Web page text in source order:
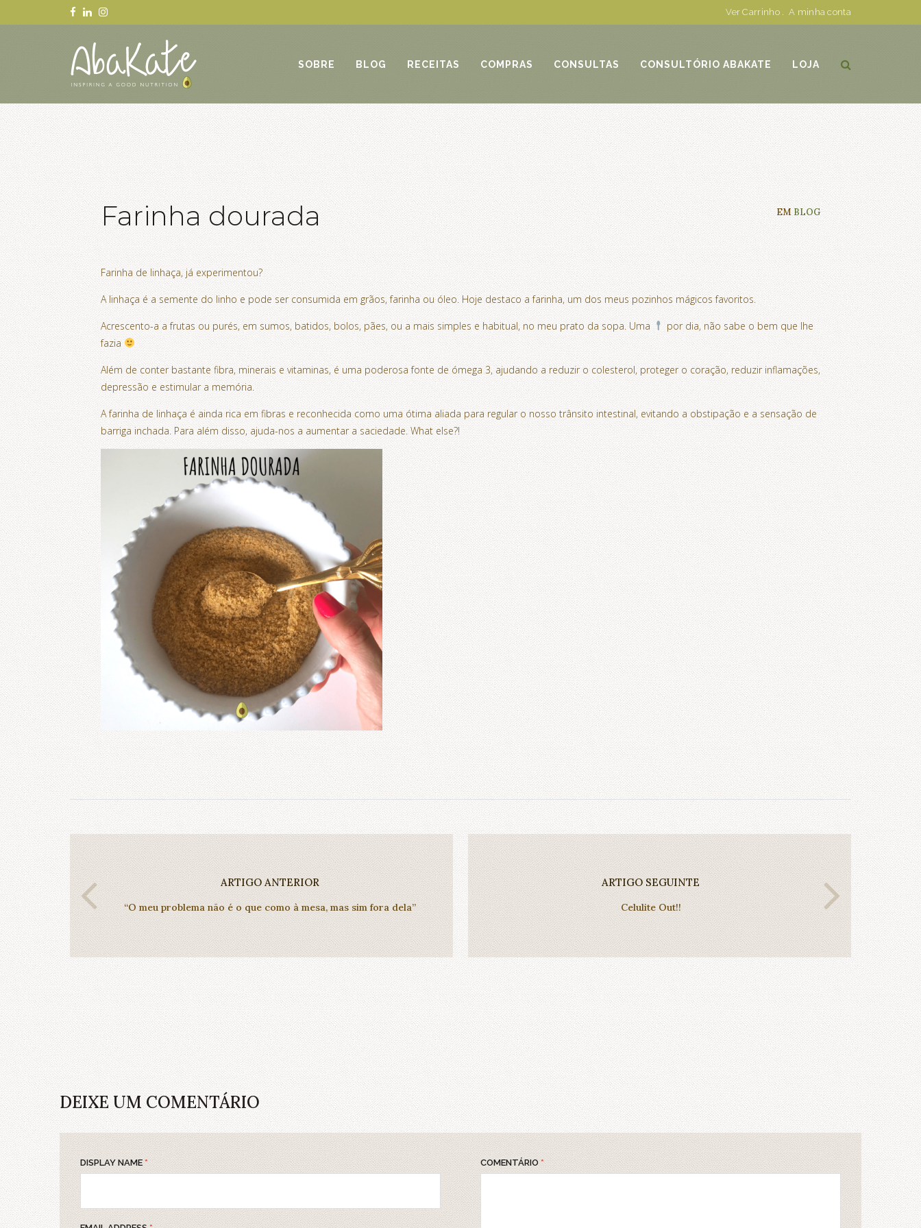
Ver Carrinho.A minha conta
SOBRE BLOG RECEITAS COMPRAS CONSULTAS CONSULTÓRIO ABAKATE LOJA
EM BLOG
Farinha dourada
Farinha de linhaça, já experimentou?
A linhaça é a semente do linho e pode ser consumida em grãos, farinha ou óleo. Hoje destaco a farinha, um dos meus pozinhos mágicos favoritos.
Acrescento-a a frutas ou purés, em sumos, batidos, bolos, pães, ou a mais simples e habitual, no meu prato da sopa. Uma
por dia, não sabe o bem que lhe
fazia
Além de conter bastante fibra, minerais e vitaminas, é uma poderosa fonte de ómega 3, ajudando a reduzir o colesterol, proteger o coração, reduzir inflamações,
depressão e estimular a memória.
A farinha de linhaça é ainda rica em fibras e reconhecida como uma ótima aliada para regular o nosso trânsito intestinal, evitando a obstipação e a sensação de
barriga inchada. Para além disso, ajuda-nos a aumentar a saciedade. What else?!
ARTIGO ANTERIOR
“O meu problema não é o que como à mesa, mas sim fora dela”
ARTIGO SEGUINTE
Celulite Out!!
DEIXE UM COMENTÁRIO
DISPLAY NAME * COMENTÁRIO *